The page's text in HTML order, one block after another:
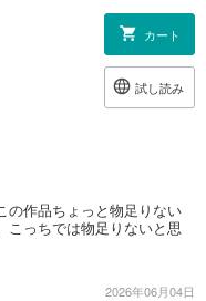
カート
試し読み
の作品ちょっと物足りない
こっちでは物足りないと思
2026年06月04日